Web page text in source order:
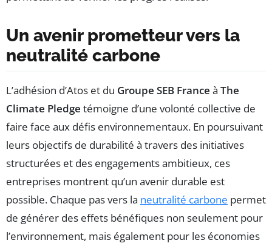
Un avenir prometteur vers la
neutralité carbone
L’adhésion d’Atos et du Groupe SEB France à The
Climate Pledge témoigne d’une volonté collective de
faire face aux défis environnementaux. En poursuivant
leurs objectifs de durabilité à travers des initiatives
structurées et des engagements ambitieux, ces
entreprises montrent qu’un avenir durable est
possible. Chaque pas vers la neutralité carbone permet
de générer des effets bénéfiques non seulement pour
l’environnement, mais également pour les économies